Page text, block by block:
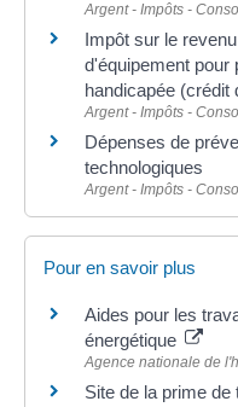
Argent - Impôts -
Impôt sur le
d'équipement pour
handicapée (crédit
Argent - Impôts -
Dépenses de
technologiques
Argent - Impôts -
Pour en savoir plus
Aides pour les
énergétique
Agence nationale de
Site de la prime de